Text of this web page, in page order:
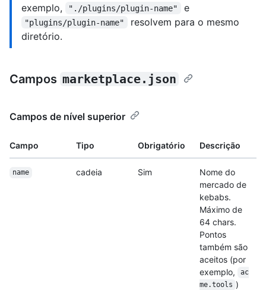
exemplo,
"./plugins/plugin-name" e
"plugins/plugin-name"
resolvem para o mesmo
diretório.
Campos marketplace.json
Campos de nível superior
Campo Tipo Obrigatório Descrição
name cadeia Sim
Nome do
mercado de
kebabs.
Máximo de
64 chars.
Pontos
também são
aceitos (por
exemplo,
ac
me.tools )